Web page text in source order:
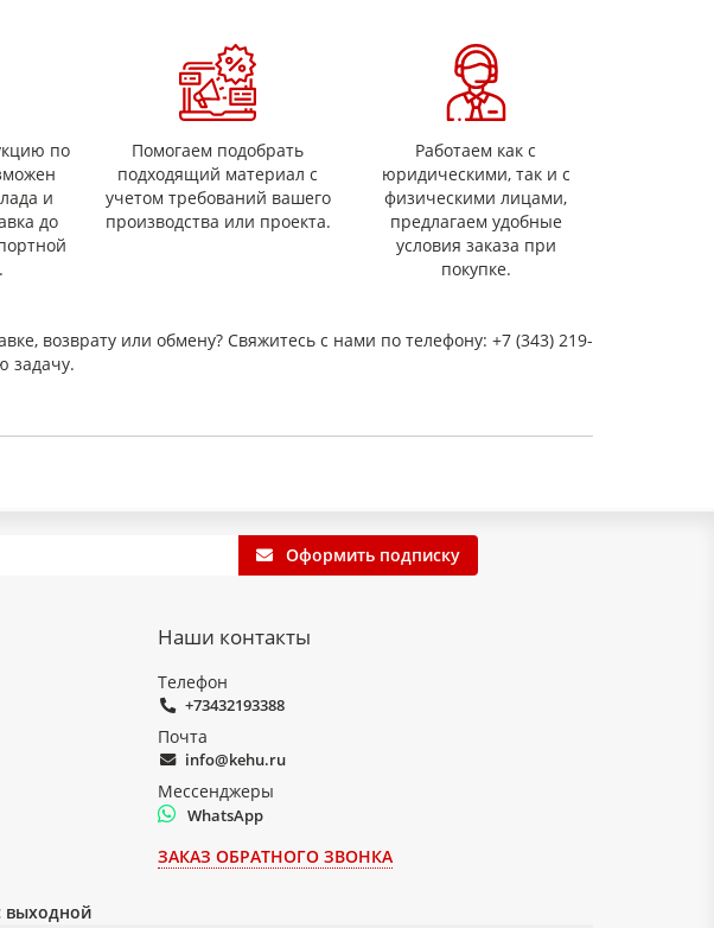
(толщина/ширина/длина или лист), способ применения и требования
по
и
до
Помогаем подобрать
подходящий материал с
учетом требований вашего
производства или проекта.
Работаем как с
юридическими, так и с
физическими лицами,
предлагаем удобные
условия заказа при
покупке.
возврату или обмену? Свяжитесь с нами по телефону: +7 (343) 219-
задачу.
Оформить подписку
Наши контакты
Телефон
+73432193388
Почта
info@kehu.ru
Мессенджеры
WhatsApp
ЗАКАЗ ОБРАТНОГО ЗВОНКА
выходной